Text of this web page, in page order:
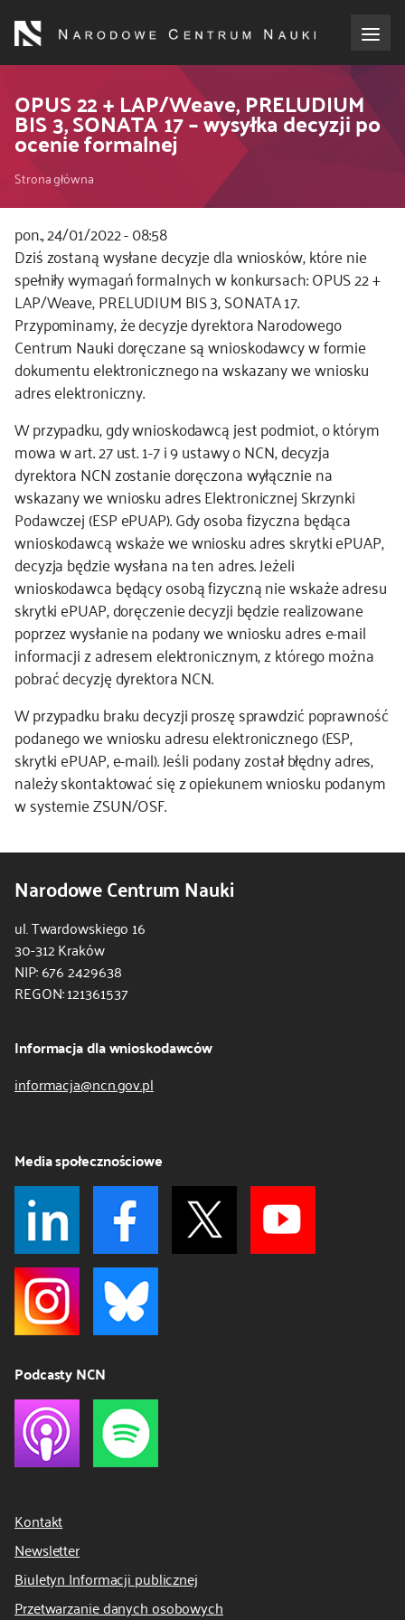
treści
dla wnioskodawców
dla realizujących projekty
dla ekspertów
efekty NCN
współpraca międzynarodowa
nagroda NCN
kontakt
OPUS 22 + LAP/Weave, PRELUDIUM
BIS 3, SONATA 17 – wysyłka decyzji po
ocenie formalnej
Ścieżka
nawigacyjna
Strona główna
pon., 24/01/2022 - 08:58
Kod
CSS
i
JS
Dziś zostaną wysłane decyzje dla wniosków, które nie
spełniły wymagań formalnych w konkursach: OPUS 22 +
LAP/Weave, PRELUDIUM BIS 3, SONATA 17.
Przypominamy, że decyzje dyrektora Narodowego
Centrum Nauki doręczane są wnioskodawcy w formie
dokumentu elektronicznego na wskazany we wniosku
adres elektroniczny.
W przypadku, gdy wnioskodawcą jest podmiot, o którym
mowa w art. 27 ust. 1-7 i 9 ustawy o NCN, decyzja
dyrektora NCN zostanie doręczona wyłącznie na
wskazany we wniosku adres Elektronicznej Skrzynki
Podawczej (ESP ePUAP). Gdy osoba fizyczna będąca
wnioskodawcą wskaże we wniosku adres skrytki ePUAP,
decyzja będzie wysłana na ten adres. Jeżeli
wnioskodawca będący osobą fizyczną nie wskaże adresu
skrytki ePUAP, doręczenie decyzji będzie realizowane
poprzez wysłanie na podany we wniosku adres e-mail
informacji z adresem elektronicznym, z którego można
pobrać decyzję dyrektora NCN.
W przypadku braku decyzji proszę sprawdzić poprawność
podanego we wniosku adresu elektronicznego (ESP,
skrytki ePUAP, e-mail). Jeśli podany został błędny adres,
należy skontaktować się z opiekunem wniosku podanym
w systemie ZSUN/OSF.
Narodowe Centrum Nauki
ul. Twardowskiego 16
30-312 Kraków
NIP: 676 2429638
REGON: 121361537
Informacja dla wnioskodawców
informacja@ncn.gov.pl
Media społecznościowe
Podcasty NCN
Kontakt
Newsletter
Biuletyn Informacji publicznej
Przetwarzanie danych osobowych